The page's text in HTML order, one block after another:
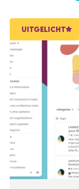
UITGELICHT